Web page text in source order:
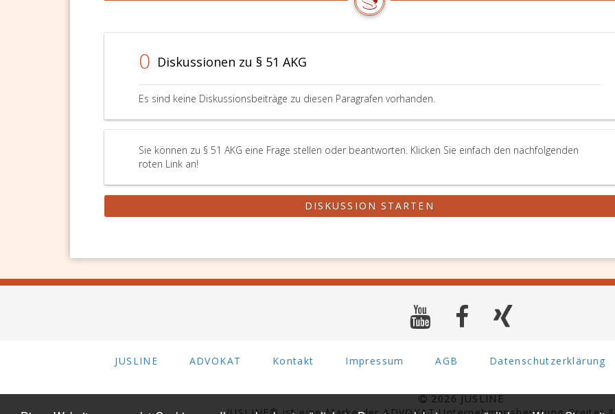
0 Diskussionen zu § 51 AKG
Es sind keine Diskussionsbeiträge zu diesen Paragrafen vorhanden.
Sie können zu § 51 AKG eine Frage stellen oder beantworten. Klicken Sie einfach den nachfolgenden
roten Link an!
DISKUSSION STARTEN
JUSLINE ADVOKAT Kontakt Impressum AGB Datenschutzerklärung
2026 JUSLINE